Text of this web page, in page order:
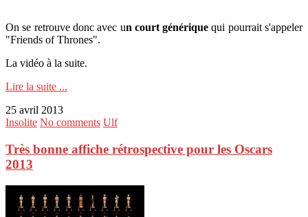
On se retrouve donc avec un court générique qui pourrait s'appeler
"Friends of Thrones".
La vidéo à la suite.
Lire la suite ...
25 avril 2013
Insolite No comments Ulf
Très bonne affiche rétrospective pour les Oscars
2013